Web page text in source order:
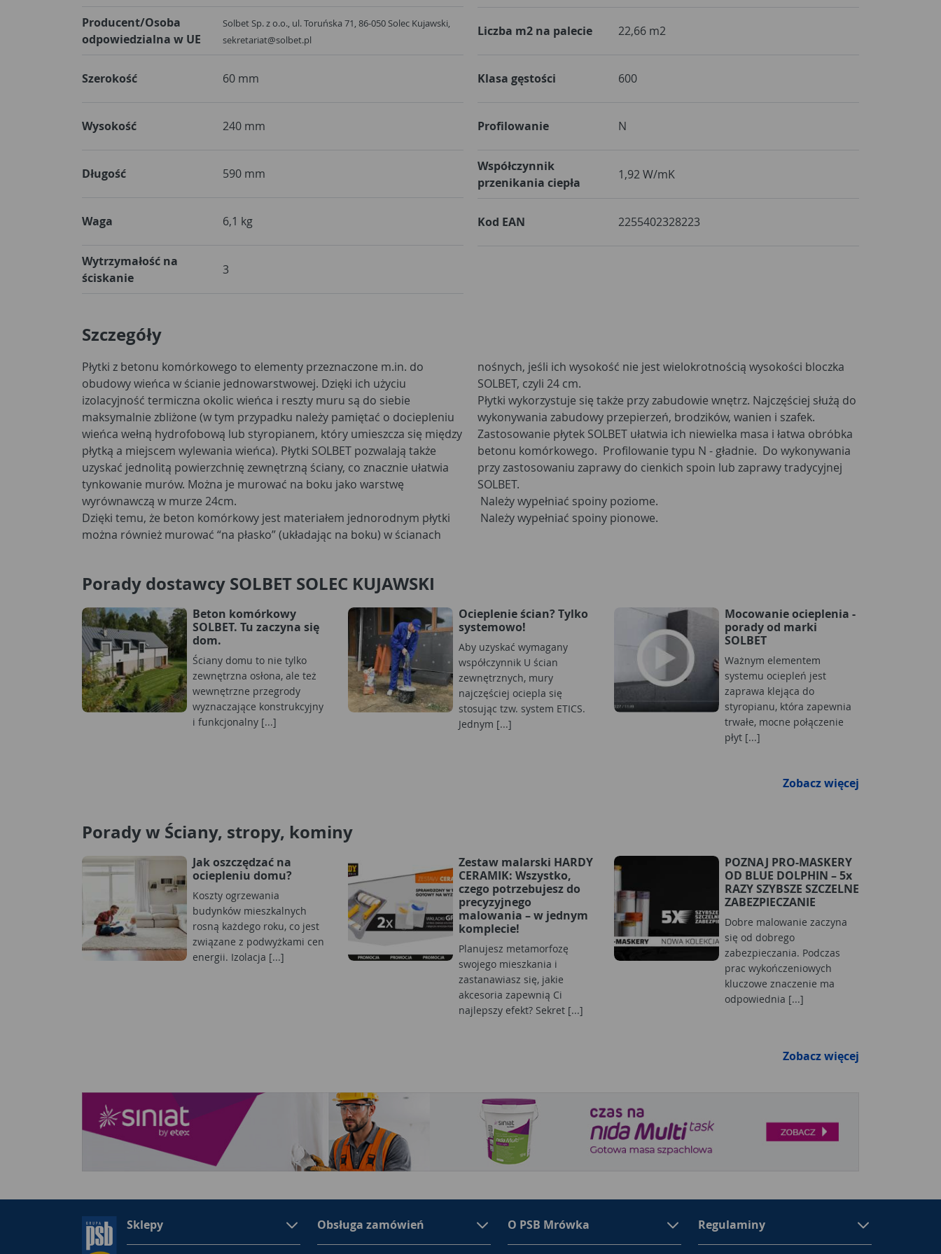
Producent/Osoba
odpowiedzialna w UE
Solbet Sp. z o.o., ul. Toruńska 71, 86-050 Solec Kujawski,
sekretariat@solbet.pl
Szerokość 60 mm
Wysokość 240 mm
Długość 590 mm
Waga 6,1 kg
Wytrzymałość na
ściskanie
3
Liczba m2 na palecie 22,66 m2
Klasa gęstości 600
Profilowanie N
Współczynnik
przenikania ciepła
1,92 W/mK
Kod EAN 2255402328223
Szczegóły
Płytki z betonu komórkowego to elementy przeznaczone m.in. do
obudowy wieńca w ścianie jednowarstwowej. Dzięki ich użyciu
izolacyjność termiczna okolic wieńca i reszty muru są do siebie
maksymalnie zbliżone (w tym przypadku należy pamiętać o dociepleniu
wieńca wełną hydrofobową lub styropianem, który umieszcza się między
płytką a miejscem wylewania wieńca). Płytki SOLBET pozwalają także
uzyskać jednolitą powierzchnię zewnętrzną ściany, co znacznie ułatwia
tynkowanie murów. Można je murować na boku jako warstwę
wyrównawczą w murze 24cm.
Dzięki temu, że beton komórkowy jest materiałem jednorodnym płytki
można również murować “na płasko” (układając na boku) w ścianach
nośnych, jeśli ich wysokość nie jest wielokrotnością wysokości bloczka
SOLBET, czyli 24 cm.
Płytki wykorzystuje się także przy zabudowie wnętrz. Najczęściej służą do
wykonywania zabudowy przepierzeń, brodzików, wanien i szafek.
Zastosowanie płytek SOLBET ułatwia ich niewielka masa i łatwa obróbka
betonu komórkowego. Profilowanie typu N - gładnie. Do wykonywania
przy zastosowaniu zaprawy do cienkich spoin lub zaprawy tradycyjnej
SOLBET.
Należy wypełniać spoiny poziome.
Należy wypełniać spoiny pionowe.
Porady dostawcy SOLBET SOLEC KUJAWSKI
Beton komórkowy
SOLBET. Tu zaczyna się
dom.
Ściany domu to nie tylko
zewnętrzna osłona, ale też
wewnętrzne przegrody
wyznaczające konstrukcyjny
i funkcjonalny [...]
Ocieplenie ścian? Tylko
systemowo!
Aby uzyskać wymagany
współczynnik U ścian
zewnętrznych, mury
najczęściej ociepla się
stosując tzw. system ETICS.
Jednym [...]
Mocowanie ocieplenia -
porady od marki
SOLBET
Ważnym elementem
systemu ociepleń jest
zaprawa klejąca do
styropianu, która zapewnia
trwałe, mocne połączenie
płyt [...]
Zobacz więcej
Porady w Ściany, stropy, kominy
Jak oszczędzać na
ociepleniu domu?
Koszty ogrzewania
budynków mieszkalnych
rosną każdego roku, co jest
związane z podwyżkami cen
energii. Izolacja [...]
Zestaw malarski HARDY
CERAMIK: Wszystko,
czego potrzebujesz do
precyzyjnego
malowania – w jednym
komplecie!
Planujesz metamorfozę
swojego mieszkania i
zastanawiasz się, jakie
akcesoria zapewnią Ci
najlepszy efekt? Sekret [...]
POZNAJ PRO-MASKERY
OD BLUE DOLPHIN – 5x
RAZY SZYBSZE SZCZELNE
ZABEZPIECZANIE
Dobre malowanie zaczyna
się od dobrego
zabezpieczania. Podczas
prac wykończeniowych
kluczowe znaczenie ma
odpowiednia [...]
Zobacz więcej
Sklepy Obsługa zamówień O PSB Mrówka Regulaminy